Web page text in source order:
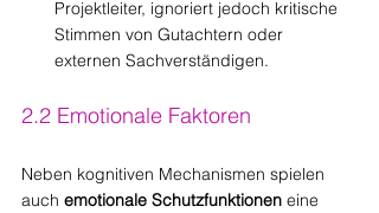
Projektleiter, ignoriert jedoch kritische
Stimmen von Gutachtern oder
externen Sachverständigen.
2.2 Emotionale Faktoren
Neben kognitiven Mechanismen spielen
auch emotionale Schutzfunktionen eine